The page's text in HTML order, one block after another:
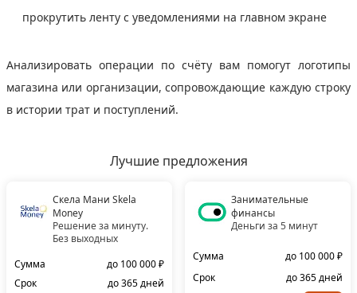
прокрутить ленту с уведомлениями на главном экране
Анализировать операции по счёту вам помогут логотипы
магазина или организации, сопровождающие каждую строку
в истории трат и поступлений.
Лучшие предложения
Скела Мани Skela
Money
Решение за минуту.
Без выходных
Сумма
до 100 000 ₽
Срок
до 365 дней
Занимательные
финансы
Деньги за 5 минут
Сумма
до 100 000 ₽
Срок
до 365 дней